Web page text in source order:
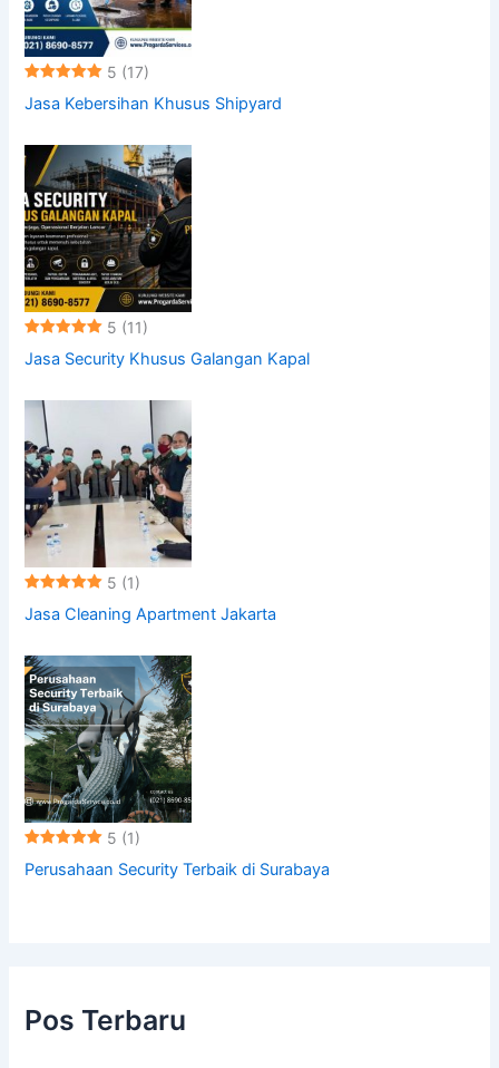
5 (17)
Jasa Kebersihan Khusus Shipyard
5 (11)
Jasa Security Khusus Galangan Kapal
5 (1)
Jasa Cleaning Apartment Jakarta
5 (1)
Perusahaan Security Terbaik di Surabaya
Pos Terbaru